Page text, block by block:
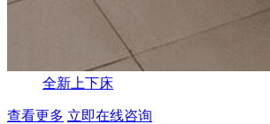
全新上下床
查看更多 立即在线咨询